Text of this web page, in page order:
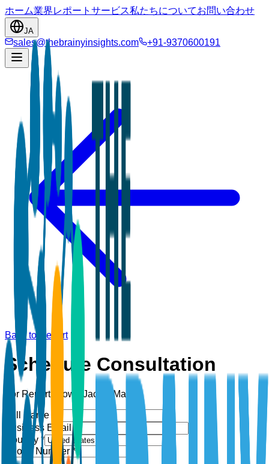
ホーム業界レポート サービス私たちについてお問い合わせ
JA
sales@thebrainyinsights.com +91-9370600191
Back to Report
Schedule Consultation
For Report: Down Jacket Market
Full Name *
Business Email *
Country *
Phone Number *